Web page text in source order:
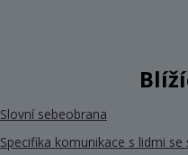
Slovní sebeobrana
Specifika komunikace s lidmi